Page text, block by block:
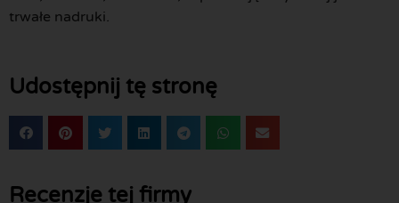
trwałe nadruki.
Udostępnij tę stronę
Recenzje tej firmy